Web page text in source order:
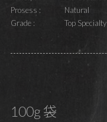
Prosess :
Natural
Grade :
Top Specialty
100g 袋